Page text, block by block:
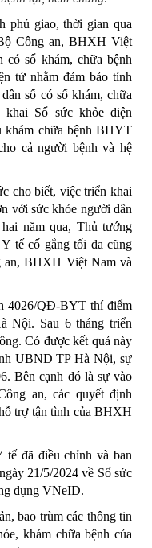
phủ giao, thời gian qua
Công an, BHXH Việt
sổ khám, chữa bệnh
tử nhằm đảm bảo tính
số có sổ khám, chữa
khai Sổ sức khỏe điện
khám chữa bệnh BHYT
cả người bệnh và hệ
cho biết, việc triển khai
với sức khỏe người dân
năm qua, Thủ tướng
tế cố gắng tối đa cũng
an, BHXH Việt Nam và
4026/QĐ-BYT thí điểm
Nội. Sau 6 tháng triển
Có được kết quả này
UBND TP Hà Nội, sự
Bên cạnh đó là sự vào
an, các quyết định
trợ tận tình của BHXH
tế đã điều chỉnh và ban
21/5/2024 về Sổ sức
dụng VNeID.
bao trùm các thông tin
khám chữa bệnh của